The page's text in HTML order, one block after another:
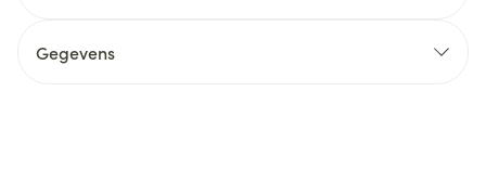
Gegevens